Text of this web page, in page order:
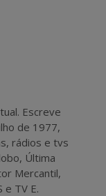
Escreve
de 1977,
rádios e tvs
Última
Mercantil,
e TV E.